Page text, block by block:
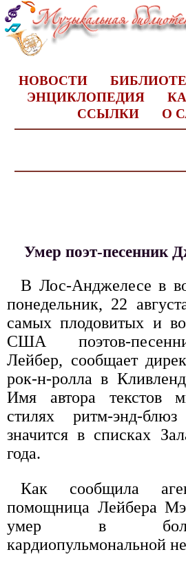
НОВОСТИ
ЭНЦИКЛОПЕДИЯ
ССЫЛКИ
О
Умер поэт-песенник
В Лос-Анджелесе в
понедельник, 22
самых плодовитых и
США поэтов-
Лейбер, сообщает
рок-н-ролла в
Имя автора текстов
стилях ритм-энд-
значится в списках
года.
Как сообщила
помощница Лейбера
умер в
кардиопульмональной